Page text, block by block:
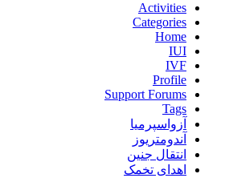
Activities
Categories
Home
IUI
IVF
Profile
Support Forums
Tags
آزواسپرمیا
آندومتریوز
انتقال جنین
اهدای تخمک